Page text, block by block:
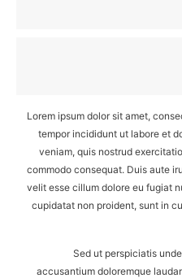
Lorem ipsum dolor sit amet,
tempor incididunt ut labore et
veniam, quis nostrud
commodo consequat. Duis aute
velit esse cillum dolore eu fugiat
cupidatat non proident, sunt in
Sed ut perspiciatis
accusantium doloremque